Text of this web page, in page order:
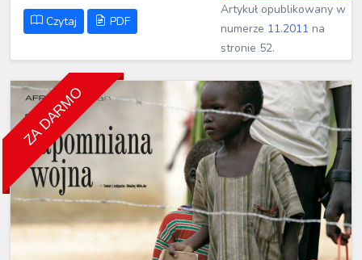
Czytaj PDF
Artykuł opublikowany w
numerze 11.2011 na
stronie 52.
ZA DARMO